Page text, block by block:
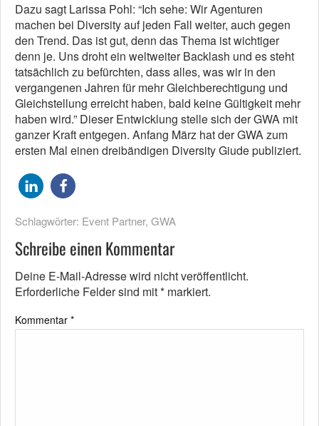
Dazu sagt Larissa Pohl: “Ich sehe: Wir Agenturen
machen bei Diversity auf jeden Fall weiter, auch gegen
den Trend. Das ist gut, denn das Thema ist wichtiger
denn je. Uns droht ein weltweiter Backlash und es steht
tatsächlich zu befürchten, dass alles, was wir in den
vergangenen Jahren für mehr Gleichberechtigung und
Gleichstellung erreicht haben, bald keine Gültigkeit mehr
haben wird.” Dieser Entwicklung stelle sich der GWA mit
ganzer Kraft entgegen. Anfang März hat der GWA zum
ersten Mal einen dreibändigen Diversity Giude publiziert.
Schlagwörter: Event Partner, GWA
Schreibe einen Kommentar
Deine E-Mail-Adresse wird nicht veröffentlicht.
Erforderliche Felder sind mit* markiert.
Kommentar *